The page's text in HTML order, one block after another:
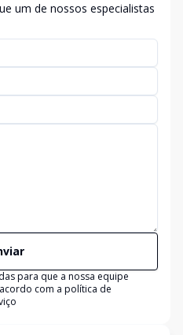
um de nossos especialistas
para que a nossa equipe
com a política de